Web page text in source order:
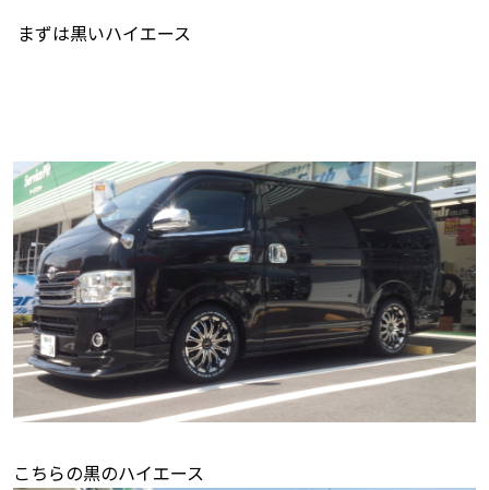
まずは黒いハイエース
こちらの黒のハイエース